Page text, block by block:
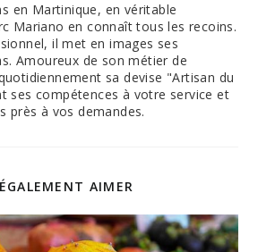
en Martinique, en véritable
Mariano en connaît tous les recoins.
il met en images ses
Amoureux de son métier de
sa devise "Artisan du
ses compétences à votre service et
près à vos demandes.
AIMER